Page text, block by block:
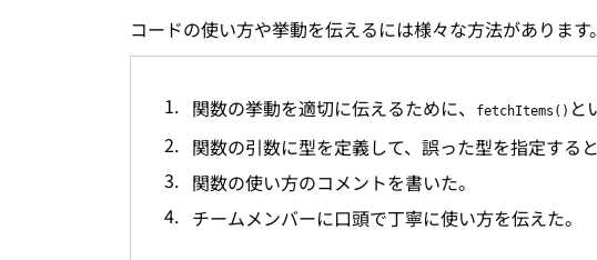
コードの使い方や挙動を伝えるには様々な方法があります
関数の挙動を適切に伝えるために、 fetchItems() と
関数の引数に型を定義して、誤った型を指定する
関数の使い方のコメントを書いた。
チームメンバーに口頭で丁寧に使い方を伝えた。